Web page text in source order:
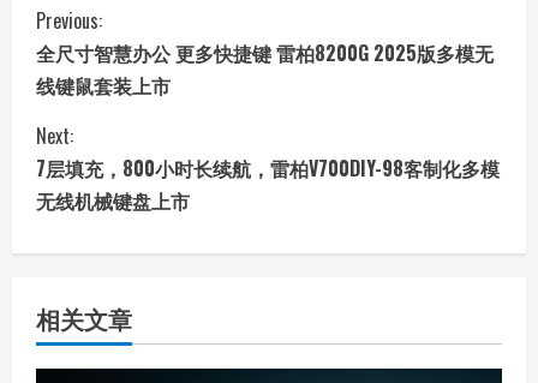
C
o
n
t
i
u
Previous:
全尺寸智慧办公 更多快捷键 雷柏8200G 2025版多模无
线键鼠套装上市
Next:
7层填充，800小时长续航，雷柏V700DIY-98客制化多模
无线机械键盘上市
相关文章